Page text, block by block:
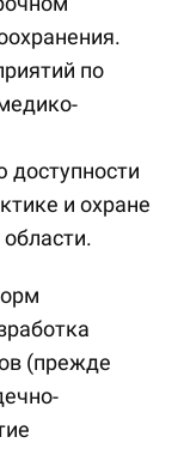
по
доступности
и охране
(прежде